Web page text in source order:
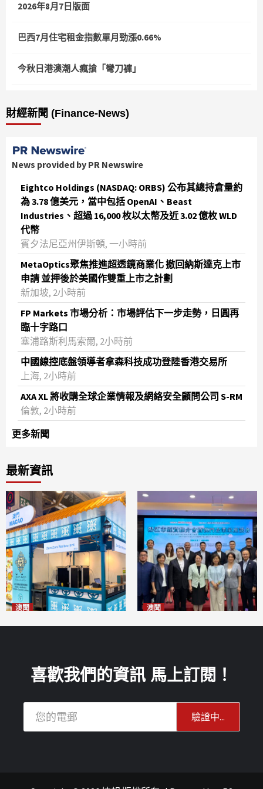
2026年8月7日版面
巴西7月住宅租金指數單月勁漲0.66%
今秋日港澳潮人瘋搶「彎刀褲」
財經新聞 (Finance-News)
News provided by PR Newswire
Eightco Holdings (NASDAQ: ORBS) 公布其總持倉量約
為 3.78 億美元，當中包括 OpenAI、Beast
Industries、超過 16,000 枚以太幣及近 3.02 億枚 WLD
代幣
賓夕法尼亞州伊斯頓, 一小時前
MetaOptics聚焦推進超透鏡商業化 撤回納斯達克上市
申請 並押後於美國作雙重上市之計劃
新加坡, 2小時前
FP Markets 市場分析：市場評估下一步走勢，日圓再
臨十字路口
塞浦路斯利馬索爾, 2小時前
中國線控底盤領導者拿森科技成功登陸香港交易所
上海, 2小時前
AXA XL 將收購全球企業情報及網絡安全顧問公司 S-RM
倫敦, 2小時前
更多新聞
最新資訊
澳聞 澳聞
喜歡我們的資訊 馬上訂閱！